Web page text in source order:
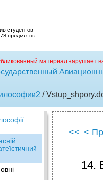
студентов.
предметов.
материал нарушает
/ Vstup_shpory
у
його
<< <
14.